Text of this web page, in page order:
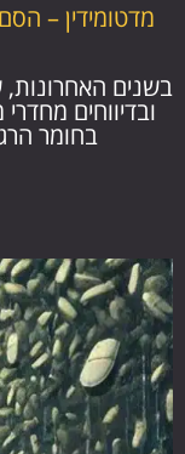
מדטומידין –
בשנים
ובדיווחים
בחומר